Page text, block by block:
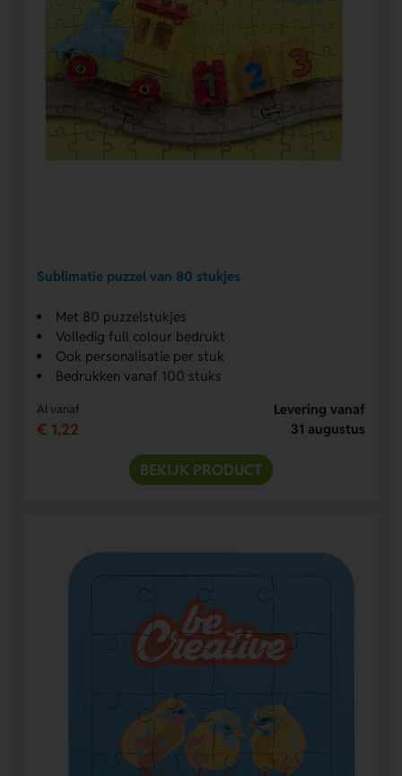
Sublimatie puzzel van 80 stukjes
Met 80 puzzelstukjes
Volledig full colour bedrukt
Ook personalisatie per stuk
Bedrukken vanaf 100 stuks
Al vanaf
€ 1,22
Levering vanaf
31 augustus
BEKIJK PRODUCT